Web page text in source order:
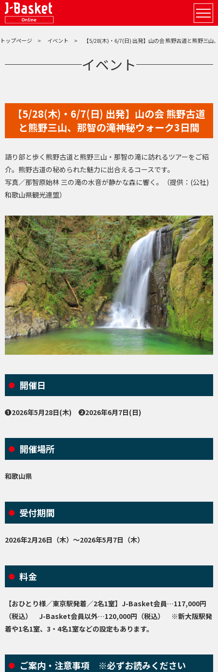
トップページ イベント 【5/28(木)・6/7(日) 出発】山の会 熊野古道と熊野三山
イベント
【5/28(木)・6/7(日) 出発】山の会 熊野古道
と熊野三山、那智の滝神秘ウォーク3日間
語り部と歩く熊野古道と熊野三山・那智の滝に訪れるツアーをご紹
介。熊野古道の秘められた魅力に出合えるコースです。
写真／那智原始林 三の滝の水音が静かな森に響く。（提供：(公社)
和歌山県観光連盟）
開催日
❶2026年5月28日(木) ❷2026年6月7日(日)
開催場所
和歌山県
受付期間
2026年2月26日（木）～2026年5月7日（木）
料金
【おひとり様／東京駅発着／2名1室】J-Basket会員…117,000円
（税込） J-Basket会員以外…120,000円（税込） ※新大阪駅発
着や1名1室、3・4名1室などの設定もあります。
ご案内・注意事項 ※必ずお読みください